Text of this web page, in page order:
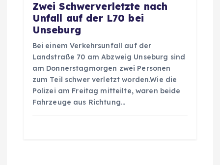
Zwei Schwerverletzte nach
Unfall auf der L70 bei
Unseburg
Bei einem Verkehrsunfall auf der
Landstraße 70 am Abzweig Unseburg sind
am Donnerstagmorgen zwei Personen
zum Teil schwer verletzt worden.Wie die
Polizei am Freitag mitteilte, waren beide
Fahrzeuge aus Richtung…